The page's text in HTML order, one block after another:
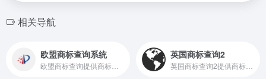
相关导航
欧盟商标查询系统 英国商标查询2